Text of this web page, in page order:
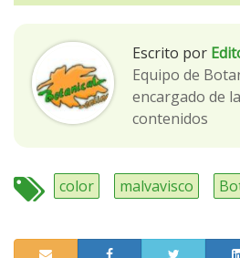
Escrito por
Equipo de
encargado de
contenidos
color malvavisco